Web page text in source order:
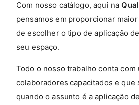
Com nosso catálogo, aqui na
pensamos em proporcionar
de escolher o tipo de aplicação
seu espaço.
Todo o nosso trabalho conta com
colaboradores capacitados e que
quando o assunto é a aplicação